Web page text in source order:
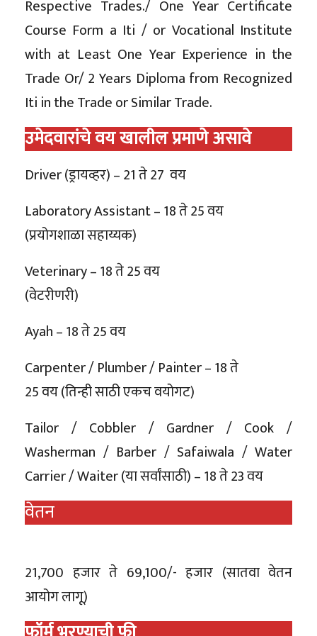
Respective Trades./ One Year Certificate
Course Form a Iti / or Vocational Institute
with at Least One Year Experience in the
Trade Or/ 2 Years Diploma from Recognized
Iti in the Trade or Similar Trade.
उमेदवारांचे वय खालील प्रमाणे असावे
Driver (ड्रायव्हर) – 21 ते 27 वय
Laboratory Assistant – 18 ते 25 वय
(प्रयोगशाळा सहाय्यक)
Veterinary – 18 ते 25 वय
(वेटरीणरी)
Ayah – 18 ते 25 वय
Carpenter / Plumber / Painter – 18 ते
25 वय (तिन्ही साठी एकच वयोगट)
Tailor / Cobbler / Gardner / Cook /
Washerman / Barber / Safaiwala / Water
Carrier / Waiter (या सर्वांसाठी) – 18 ते 23 वय
वेतन
21,700 हजार ते 69,100/- हजार (सातवा वेतन
आयोग लागू)